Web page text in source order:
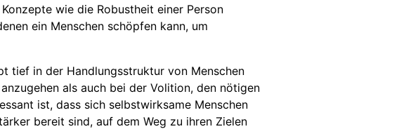
wie die Robustheit einer Person
ein Menschen schöpfen kann, um
tief in der Handlungsstruktur von Menschen
als auch bei der Volition, den nötigen
ist, dass sich selbstwirksame Menschen
bereit sind, auf dem Weg zu ihren Zielen